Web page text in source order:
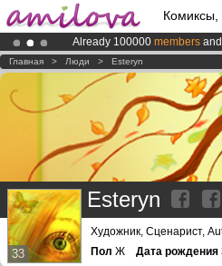
Комиксы,
Already 100000 members
AmilovaKickstarter is now
Главная > Люди > Esteryn
33
Esteryn
Художник, Сценарист,
Пол Ж Дата рождения